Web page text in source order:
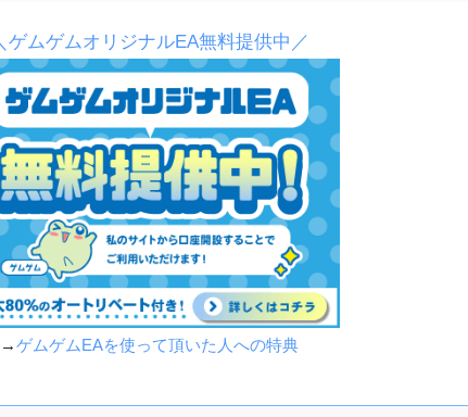
ゲムゲムオリジナルEA無料提供中／
→ゲムゲムEAを使って頂いた人への特典